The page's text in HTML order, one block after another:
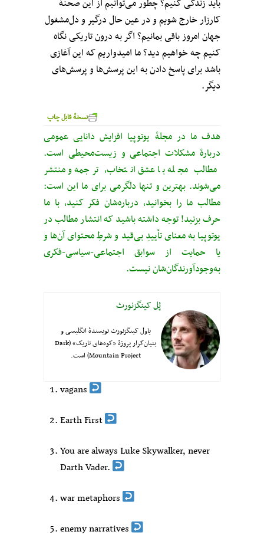
باید زندگی کنیم؟ چطور می‌توانیم از این صحنهٔ
کارزار خارج شویم و در عین حال درگیر و دل‌مشغول
جهان امروز باقی بمانیم؟ اگر به درون تاریکی نگاه
کنیم چه خواهیم دید؟ ما امیدواریم که این آغازی
باشد برای پاسخ دادن به این پرسش‌ها و پرسش‌های
دیگر.
نسخهٔ قابل چاپ
هدف ما در مجلهٔ یوتوپیا افزایش دانایی عمومی
دربارهٔ مشکلات اجتماعی و زیست‌محیطی است.
مطالب مجله با عشق انتخاب، ترجمه و منتشر
می‌شوند. بهترین و تنها دلگرمی برای ما این است:
مطالب ما را بخوانید، درباره‌شان فکر کنید، با ما
حرف بزنید! توجه داشته باشید که انتشار مطالب در
یوتوپیا به معنای تأییدِ بی‌قید‌ و شرطِ محتوای آن‌ها و
یا حمایت از سوابق اجتماعی-سیاسی-فکری
به‌وجودآورندگان‌شان نیست.
پُل کینگزنورث
پاول کینگزنورث نویسندهٔ انگلیسی و
بنیان‌گزار پروژهٔ «کوه‌های تاریک» (Dark
Mountain Project) است.
vagans
Earth First
You are always Luke Skywalker, never
Darth Vader.
war metaphors
enemy narratives